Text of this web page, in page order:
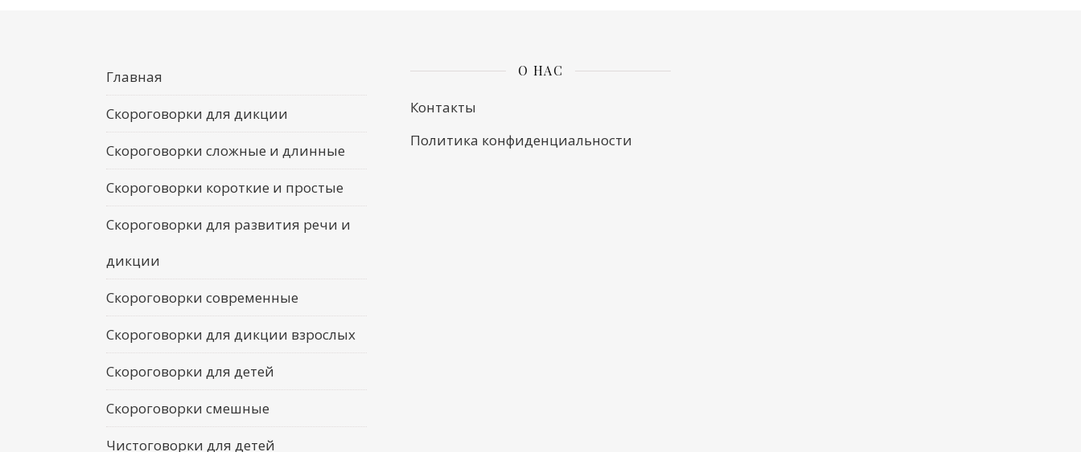
Главная
Скороговорки для дикции
Скороговорки сложные и длинные
Скороговорки короткие и простые
Скороговорки для развития речи и
дикции
Скороговорки современные
Скороговорки для дикции взрослых
Скороговорки для детей
Скороговорки смешные
Чистоговорки для детей
О НАС
Контакты
Политика конфиденциальности